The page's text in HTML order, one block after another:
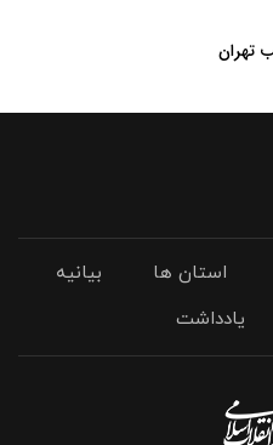
تهران
استان ها
بیانیه
یادداشت